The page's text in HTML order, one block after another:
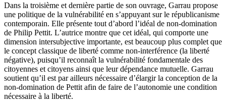
Dans la troisième et dernière partie de son ouvrage, Garrau propose
une politique de la vulnérabilité en s’appuyant sur le républicanisme
contemporain. Elle présente tout d’abord l’idéal de non-domination
de Philip Pettit. L’autrice montre que cet idéal, qui comporte une
dimension intersubjective importante, est beaucoup plus complet que
le concept classique de liberté comme non-interférence (la liberté
négative), puisqu’il reconnaît la vulnérabilité fondamentale des
citoyennes et citoyens ainsi que leur dépendance mutuelle. Garrau
soutient qu’il est par ailleurs nécessaire d’élargir la conception de la
non-domination de Pettit afin de faire de l’autonomie une condition
nécessaire à la liberté.